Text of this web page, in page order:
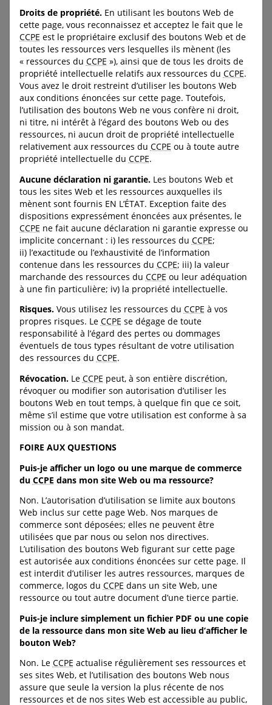
FULL-WIDTH
ParentsCyberAvertis.ca
Un site pour les parents sur
les intérêts sans cesse
changeants des jeunes
internautes, les risques
auxquels ils sont confrontés
et les mesures à prendre
pour les protéger sur
URL:
https://ParentsCyberAvertis.
ca
FULL-WIDTH
Des ressources
populaires, du soutien
quand il faut
Une section du site Web du
Centre canadien de
protection de l’enfance
contenant des ressources et
les familles et les écoles à
assurer la sécurité des
enfants.
URL:
https://protegeonsnosenfant
s.ca/fr/ressources-et-
recherche/des-ressources-
populaires-du-soutien-
quand-il-faut/
C-LEA-PROGRAM-BANNER
C-DOWNLOAD-BUTTON--
FULL-WIDTH
L’obligation de
signalement
Renseignements sur
un enfant ayant besoin de
protection, avec indications
particulières pour chaque
province et territoire (tirées
des textes de loi et des sites
Web des services de
protection de l’enfance).
URL:
https://www.cyberaide.ca/ob
ligation_de_signalement
C-LEA-PROGRAM-BANNER
C-DOWNLOAD-BUTTON--
Protéger les enfants et
les adolescents – La
sexuelle
Cette vidéo de formation
s’adresse aux adultes qui
travaillent dans les écoles et
les organismes de services à
la jeunesse. Elle vise à leur
donner les informations
voulues pour mieux protéger
les jeunes contre la traite à
des fins d’exploitation
sexuelle.
URL:
https://protegeonsnosenfant
Droits de propriété.En utilisant les boutons Web de
cette page, vous reconnaissez et acceptez le fait que le
CCPE est le propriétaire exclusif des boutons Web et de
toutes les ressources vers lesquelles ils mènent (les
« ressources du CCPE »), ainsi que de tous les droits de
propriété intellectuelle relatifs aux ressources du CCPE.
Vous avez le droit restreint d’utiliser les boutons Web
aux conditions énoncées sur cette page. Toutefois,
l’utilisation des boutons Web ne vous confère ni droit,
ni titre, ni intérêt à l’égard des boutons Web ou des
ressources, ni aucun droit de propriété intellectuelle
relativement aux ressources du CCPE ou à toute autre
propriété intellectuelle du CCPE.
Aucune déclaration ni garantie.Les boutons Web et
tous les sites Web et les ressources auxquelles ils
mènent sont fournis EN L’ÉTAT. Exception faite des
dispositions expressément énoncées aux présentes, le
CCPE ne fait aucune déclaration ni garantie expresse ou
implicite concernant : i) les ressources du CCPE;
ii) l’exactitude ou l’exhaustivité de l’information
contenue dans les ressources du CCPE; iii) la valeur
marchande des ressources du CCPE ou leur adéquation
à une fin particulière; iv) la propriété intellectuelle.
Risques.Vous utilisez les ressources du CCPE à vos
propres risques. Le CCPE se dégage de toute
responsabilité à l’égard des pertes ou dommages
éventuels de tous types résultant de votre utilisation
des ressources du CCPE.
Révocation.Le CCPE peut, à son entière discrétion,
révoquer ou modifier son autorisation d’utiliser les
boutons Web en tout temps, à quelque fin que ce soit,
même s’il estime que votre utilisation est conforme à sa
mission ou à son mandat.
FOIRE AUX QUESTIONS
Puis-je afficher un logo ou une marque de commerce
du CCPE dans mon site Web ou ma ressource?
Non. L’autorisation d’utilisation se limite aux boutons
Web inclus sur cette page Web. Nos marques de
commerce sont déposées; elles ne peuvent être
utilisées que par nous ou selon nos directives.
L’utilisation des boutons Web figurant sur cette page
est autorisée aux conditions énoncées sur cette page. Il
est interdit d’utiliser les autres ressources, marques de
commerce, logos du CCPE dans un site Web, une
ressource ou tout autre document d’une tierce partie.
Puis-je inclure simplement un fichier PDF ou une copie
de la ressource dans mon site Web au lieu d’afficher le
bouton Web?
Non. Le CCPE actualise régulièrement ses ressources et
ses sites Web, et l’utilisation des boutons Web nous
assure que seule la version la plus récente de nos
ressources et de nos sites Web est accessible au public,